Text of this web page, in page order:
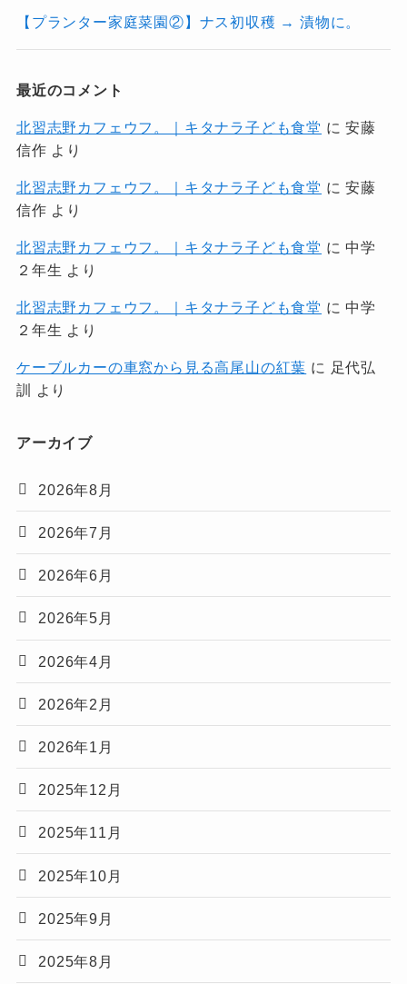
【プランター家庭菜園②】ナス初収穫 → 漬物に。
最近のコメント
北習志野カフェウフ。｜キタナラ子ども食堂 に安藤
信作 より
北習志野カフェウフ。｜キタナラ子ども食堂 に安藤
信作 より
北習志野カフェウフ。｜キタナラ子ども食堂 に 中学
２年生 より
北習志野カフェウフ。｜キタナラ子ども食堂 に 中学
２年生 より
ケーブルカーの車窓から見る高尾山の紅葉 に 足代弘
訓
より
アーカイブ
2026年8月
2026年7月
2026年6月
2026年5月
2026年4月
2026年2月
2026年1月
2025年12月
2025年11月
2025年10月
2025年9月
2025年8月